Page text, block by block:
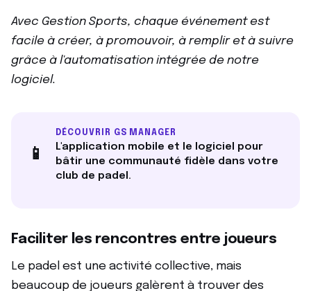
Avec Gestion Sports, chaque événement est
facile à créer, à promouvoir, à remplir et à suivre
grâce à l'automatisation intégrée de notre
logiciel.
📱
DÉCOUVRIR GS MANAGER
L'application mobile et le logiciel pour
bâtir une communauté fidèle dans votre
club de padel.
Faciliter les rencontres entre joueurs
Le padel est une activité collective, mais
beaucoup de joueurs galèrent à trouver des